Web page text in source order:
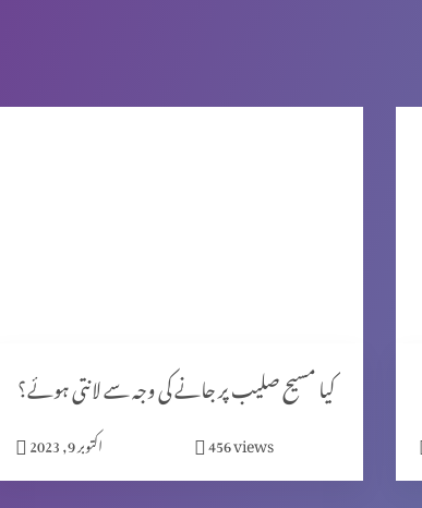
کیا مسیح صلیب پر جانے کی وجہ سے لانتی ہوئے؟
اکتوبر 9, 2023 456views